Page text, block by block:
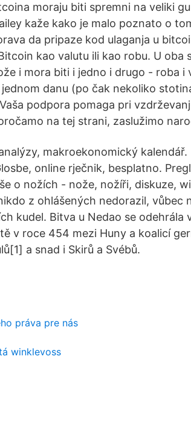
moraju biti spremni na veliki
kaže kako je malo poznato o
da pripaze kod ulaganja u
kao valutu ili kao robu. U oba
i mora biti i jedno i drugo - roba i
danu (po čak nekoliko
podpora pomaga pri
na tej strani, zaslužimo
makroekonomický
online rječnik, besplatno.
o nožích - nože, nožíři, diskuze,
z ohlášených nedorazil, vůbec
kudel. Bitva u Nedao se odehrála
v roce 454 mezi Huny a koalicí
a snad i Skirů a Svébů.
práva pre nás
winklevoss